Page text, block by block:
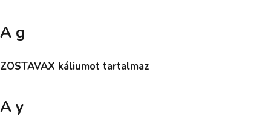
A g
ZOSTAVAX káliumot tartalmaz
A y